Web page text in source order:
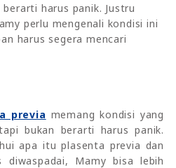
harus panik. Justru
perlu mengenali kondisi ini
harus segera mencari
previa memang kondisi yang
bukan berarti harus panik.
apa itu plasenta previa dan
diwaspadai, Mamy bisa lebih